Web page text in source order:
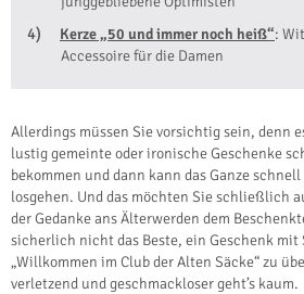
Kerze „50 und immer noch heiß“:
Accessoire für die Damen
Allerdings müssen Sie vorsichtig sein, denn
lustig gemeinte oder ironische Geschenke
bekommen und dann kann das Ganze
losgehen. Und das möchten Sie schließlich
der Gedanke ans Älterwerden dem
sicherlich nicht das Beste, ein Geschenk mit
„Willkommen im Club der Alten Säcke“ zu
verletzend und geschmackloser geht’s kaum.